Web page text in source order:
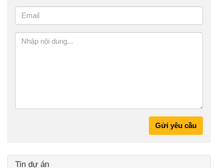
Gửi yêu cầu
Tin dự án